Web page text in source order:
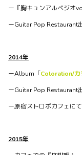
Back In The
近づいてきました
に入っていて、演
ー『胸キュンアルペジオ
ーGuitar Pop Restaurant
2014年
ーAlbum「Coloration/カ
ーGuitar Pop Restaurant
ー原宿ストロボカフェに
2015年